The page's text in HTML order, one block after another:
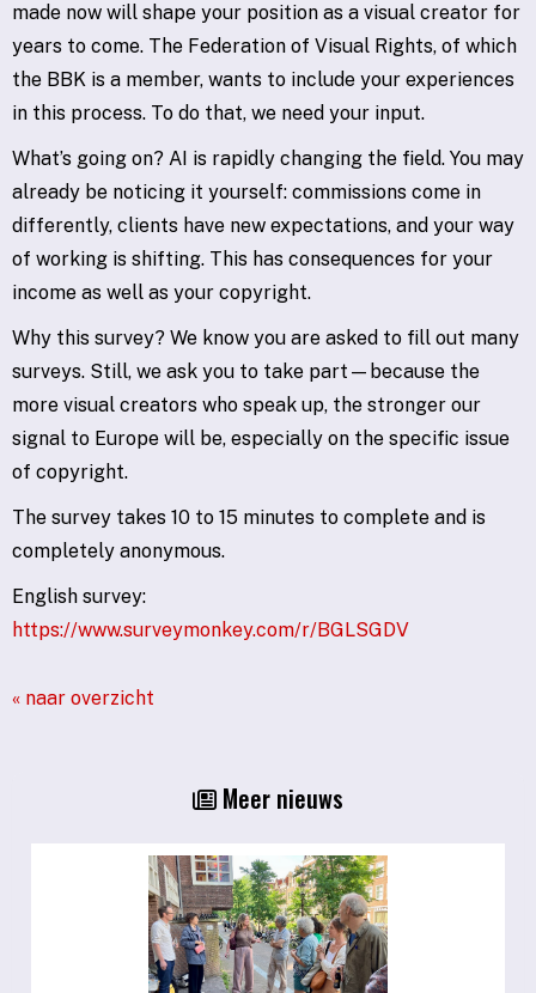
made now will shape your position as a visual creator for
years to come. The Federation of Visual Rights, of which
the BBK is a member, wants to include your experiences
in this process. To do that, we need your input.
What’s going on? AI is rapidly changing the field. You may
already be noticing it yourself: commissions come in
differently, clients have new expectations, and your way
of working is shifting. This has consequences for your
income as well as your copyright.
Why this survey? We know you are asked to fill out many
surveys. Still, we ask you to take part—because the
more visual creators who speak up, the stronger our
signal to Europe will be, especially on the specific issue
of copyright.
The survey takes 10 to 15 minutes to complete and is
completely anonymous.
English survey:
https://www.surveymonkey.com/r/BGLSGDV
« naar overzicht
Meer nieuws